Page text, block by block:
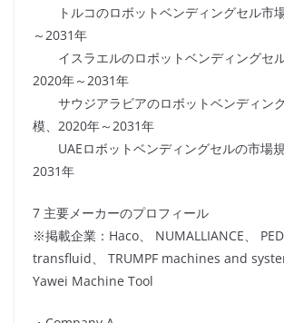
トルコのロボットベンディングセル市
～2031年
イスラエルのロボットベンディングセル
2020年～2031年
サウジアラビアのロボットベンディン
模、2020年～2031年
UAEロボットベンディングセルの市場
2031年
7 主要メーカーのプロフィール
※掲載企業：Haco、 NUMALLIANCE、
transfluid、 TRUMPF machines and
Yawei Machine Tool